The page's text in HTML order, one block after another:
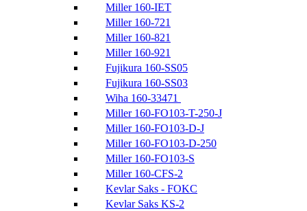
Miller 160-IET
Miller 160-721
Miller 160-821
Miller 160-921
Fujikura 160-SS05
Fujikura 160-SS03
Wiha 160-33471
Miller 160-FO103-T-250-J
Miller 160-FO103-D-J
Miller 160-FO103-D-250
Miller 160-FO103-S
Miller 160-CFS-2
Kevlar Saks - FOKC
Kevlar Saks KS-2